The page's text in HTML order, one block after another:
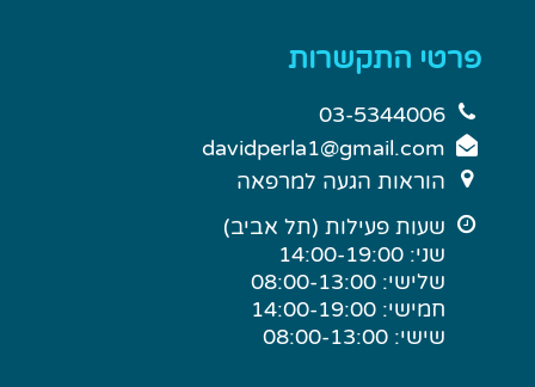
חשוב לדעת
טיפול טבעי בפסוריאזיס
טיפול טבעי באורטיקריה
טיפול טבעי במולוסקום
טיפול טבעי ברוזציאה
טיפול טבעי בסבוריאה
טיפול טבעי באלופציה אראטה
טיפול טבעי באטופיק דרמטיטיס
טיפול טבעי בנשירת שיער בנשים